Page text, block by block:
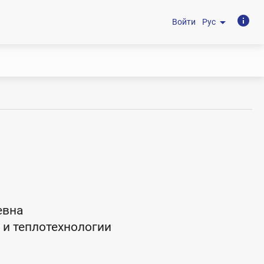
Войти Рус arrow_drop_down info
теплотехнологии